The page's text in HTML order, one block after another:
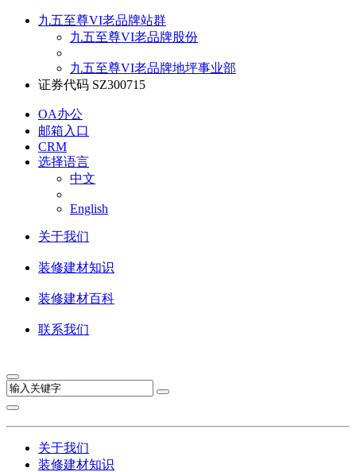
九五至尊VI老品牌站群
九五至尊VI老品牌股份
九五至尊VI老品牌地坪事业部
证券代码 SZ300715
OA办公
邮箱入口
CRM
选择语言
中文
English
关于我们
装修建材知识
装修建材百科
联系我们
关于我们
装修建材知识